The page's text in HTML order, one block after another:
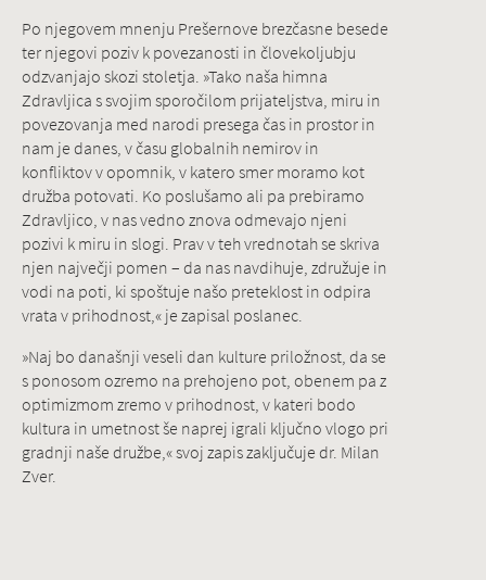
Po njegovem mnenju Prešernove brezčasne besede
ter njegovi poziv k povezanosti in človekoljubju
odzvanjajo skozi stoletja. »Tako naša himna
Zdravljica s svojim sporočilom prijateljstva, miru in
povezovanja med narodi presega čas in prostor in
nam je danes, v času globalnih nemirov in
konfliktov v opomnik, v katero smer moramo kot
družba potovati. Ko poslušamo ali pa prebiramo
Zdravljico, v nas vedno znova odmevajo njeni
pozivi k miru in slogi. Prav v teh vrednotah se skriva
njen največji pomen – da nas navdihuje, združuje in
vodi na poti, ki spoštuje našo preteklost in odpira
vrata v prihodnost,« je zapisal poslanec.
»Naj bo današnji veseli dan kulture priložnost, da se
s ponosom ozremo na prehojeno pot, obenem pa z
optimizmom zremo v prihodnost, v kateri bodo
kultura in umetnost še naprej igrali ključno vlogo pri
gradnji naše družbe,« svoj zapis zaključuje dr. Milan
Zver.